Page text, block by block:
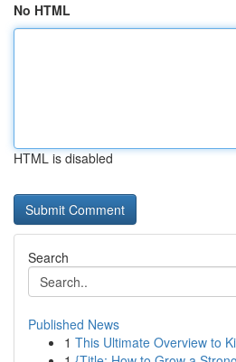
No HTML
HTML is disabled
Search
Published News
1 This Ultimate Overview to